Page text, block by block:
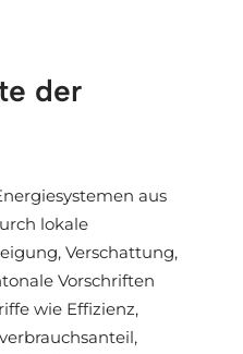
der
aus
lokale
Verschattung,
Vorschriften
wie Effizienz,